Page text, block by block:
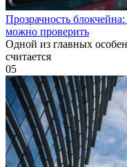
Прозрачность
можно проверить
Одной из главных
считается
05